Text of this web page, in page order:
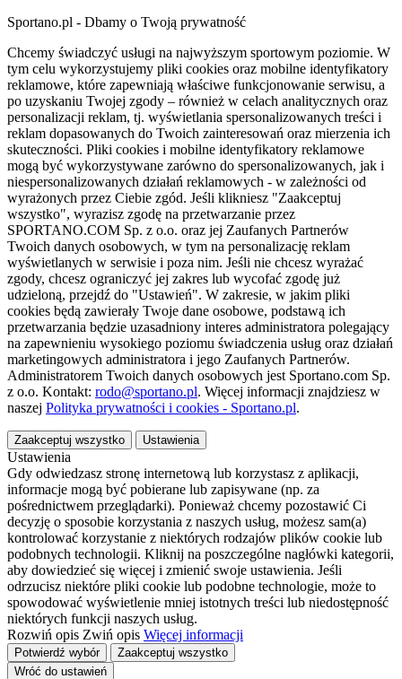
Sportano.pl - Dbamy o Twoją prywatność
Chcemy świadczyć usługi na najwyższym sportowym poziomie. W
tym celu wykorzystujemy pliki cookies oraz mobilne identyfikatory
reklamowe, które zapewniają właściwe funkcjonowanie serwisu, a
po uzyskaniu Twojej zgody – również w celach analitycznych oraz
personalizacji reklam, tj. wyświetlania spersonalizowanych treści i
reklam dopasowanych do Twoich zainteresowań oraz mierzenia ich
skuteczności. Pliki cookies i mobilne identyfikatory reklamowe
mogą być wykorzystywane zarówno do spersonalizowanych, jak i
niespersonalizowanych działań reklamowych - w zależności od
wyrażonych przez Ciebie zgód. Jeśli klikniesz "Zaakceptuj
wszystko", wyrazisz zgodę na przetwarzanie przez
SPORTANO.COM Sp. z o.o. oraz jej Zaufanych Partnerów
Twoich danych osobowych, w tym na personalizację reklam
wyświetlanych w serwisie i poza nim. Jeśli nie chcesz wyrażać
zgody, chcesz ograniczyć jej zakres lub wycofać zgodę już
udzieloną, przejdź do "Ustawień". W zakresie, w jakim pliki
cookies będą zawierały Twoje dane osobowe, podstawą ich
przetwarzania będzie uzasadniony interes administratora polegający
na zapewnieniu wysokiego poziomu świadczenia usług oraz działań
marketingowych administratora i jego Zaufanych Partnerów.
Administratorem Twoich danych osobowych jest Sportano.com Sp.
z o.o. Kontakt: rodo@sportano.pl. Więcej informacji znajdziesz w
naszej Polityka prywatności i cookies - Sportano.pl.
Zaakceptuj wszystko Ustawienia
Ustawienia
Gdy odwiedzasz stronę internetową lub korzystasz z aplikacji,
informacje mogą być pobierane lub zapisywane (np. za
pośrednictwem przeglądarki). Ponieważ chcemy pozostawić Ci
decyzję o sposobie korzystania z naszych usług, możesz sam(a)
kontrolować korzystanie z niektórych rodzajów plików cookie lub
podobnych technologii. Kliknij na poszczególne nagłówki kategorii,
aby dowiedzieć się więcej i zmienić swoje ustawienia. Jeśli
odrzucisz niektóre pliki cookie lub podobne technologie, może to
spowodować wyświetlenie mniej istotnych treści lub niedostępność
niektórych funkcji naszych usług.
Rozwiń opis Zwiń opis Więcej informacji
Potwierdź wybór
Zaakceptuj wszystko
Wróć do ustawień